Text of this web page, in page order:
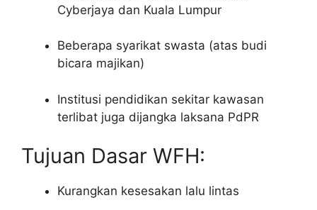
Cyberjaya dan Kuala Lumpur
Beberapa syarikat swasta (atas budi
bicara majikan)
Institusi pendidikan sekitar kawasan
terlibat juga dijangka laksana PdPR
Tujuan Dasar WFH:
Kurangkan kesesakan lalu lintas